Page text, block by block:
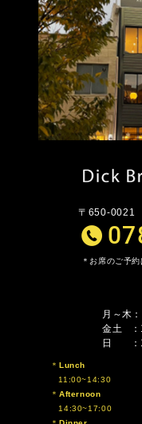
〒650-
お席のご予約
月～木
金土
日
Lunch
11:00~14:30
Afternoon
14:30~17:00